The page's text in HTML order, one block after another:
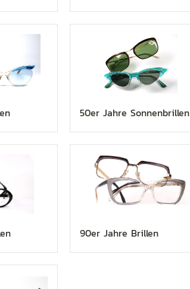
50er Jahre Sonnenbrillen
90er Jahre Brillen